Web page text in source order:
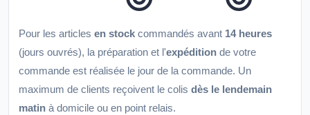
Pour les articles en stock commandés avant 14 heures
(jours ouvrés), la préparation et l'expédition de votre
commande est réalisée le jour de la commande. Un
maximum de clients reçoivent le colis dès le lendemain
matin à domicile ou en point relais.